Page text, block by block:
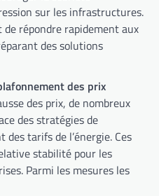
sur les infrastructures.
répondre rapidement aux
des solutions
des prix
des prix, de nombreux
des stratégies de
tarifs de l’énergie. Ces
stabilité pour les
Parmi les mesures les